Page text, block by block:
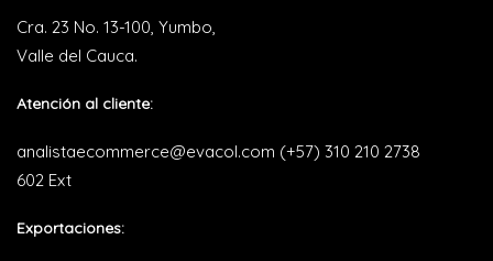
Cra. 23 No. 13-100, Yumbo,
Valle del Cauca.
Atención al cliente:
analistaecommerce@evacol.com (+57) 310 210 2738
602 Ext
Exportaciones: